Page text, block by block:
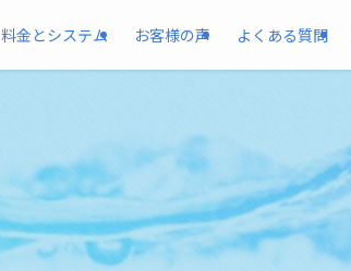
料金とシステム お客様の声 よくある質問